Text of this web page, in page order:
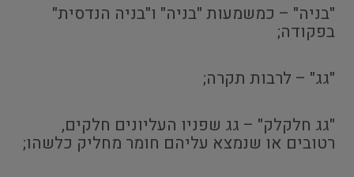
"בניה" – כמשמעות "בניה" ו"בניה הנדסית"
בפקודה;
"גג" – לרבות תקרה;
"גג חלקלק" – גג שפניו העליונים חלקים,
רטובים או שנמצא עליהם חומר מחליק כלשהו;